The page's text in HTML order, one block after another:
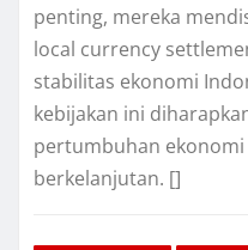
penting, mereka
local currency
stabilitas ekonomi
kebijakan ini
pertumbuhan
berkelanjutan. []